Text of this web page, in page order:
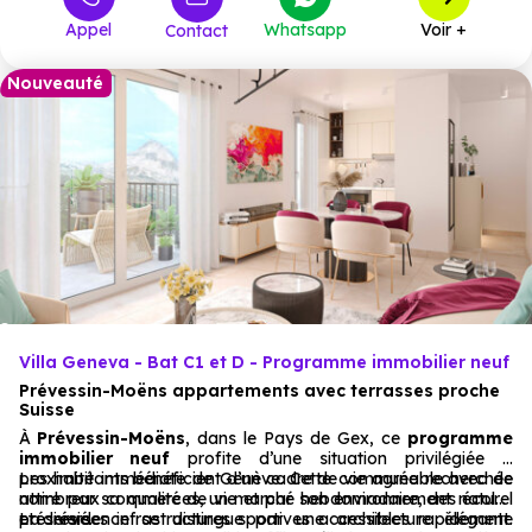
Appel Contact Whatsapp Voir +
Nouveauté
Villa Geneva - Bat C1 et D - Programme immobilier neuf
Prévessin-Moëns appartements avec terrasses proche
Suisse
À Prévessin-Moëns, dans le Pays de Gex, ce programme
immobilier neuf profite d’une situation privilégiée à
proximité immédiate de Genève. Cette commune recherchée
attire par sa qualité de vie et par son environnement naturel
préservé.
Les habitants bénéficient d’un cadre de vie agréable avec de
nombreux commerces, un marché hebdomadaire, des écoles
et diverses infrastructures sportives accessibles rapidement.
La résidence se distingue par une architecture élégante